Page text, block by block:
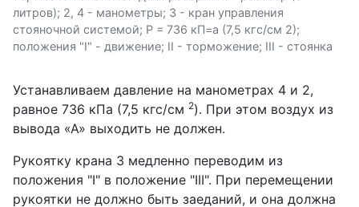
литров); 2, 4 - манометры; 3 - кран управления
стояночной системой; Р = 736 кП=а (7,5 кгс/см 2);
положения "I" - движение; II - торможение; III - стоянка
Устанавливаем давление на манометрах 4 и 2,
равное 736 кПа (7,5 кгс/см 2). При этом воздух из
вывода «А» выходить не должен.
Рукоятку крана 3 медленно переводим из
положения "I" в положение "III". При перемещении
рукоятки не должно быть заеданий, и она должна